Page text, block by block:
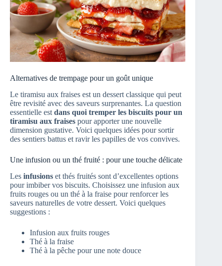
Alternatives de trempage pour un goût unique
Le tiramisu aux fraises est un dessert classique qui peut
être revisité avec des saveurs surprenantes. La question
essentielle est dans quoi tremper les biscuits pour un
tiramisu aux fraises pour apporter une nouvelle
dimension gustative. Voici quelques idées pour sortir
des sentiers battus et ravir les papilles de vos convives.
Une infusion ou un thé fruité : pour une touche délicate
Les infusions et thés fruités sont d’excellentes options
pour imbiber vos biscuits. Choisissez une infusion aux
fruits rouges ou un thé à la fraise pour renforcer les
saveurs naturelles de votre dessert. Voici quelques
suggestions :
Infusion aux fruits rouges
Thé à la fraise
Thé à la pêche pour une note douce